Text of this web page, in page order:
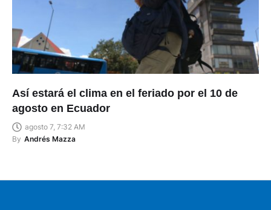
Así estará el clima en el feriado por el 10 de
agosto en Ecuador
agosto 7, 7:32 AM
By Andrés Mazza